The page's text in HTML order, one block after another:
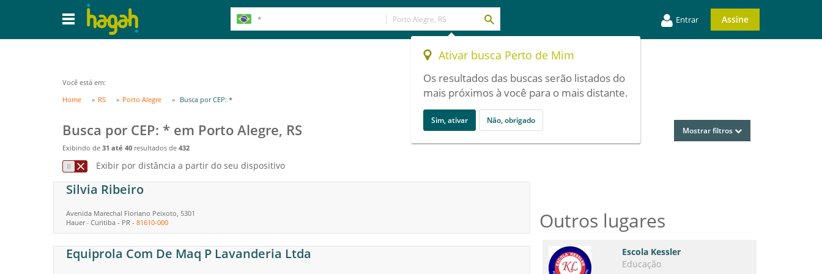
Entrar Assine
Ativar busca Perto de Mim
Os resultados das buscas serão listados do
mais próximos à você para o mais distante.
Sim, ativar Não, obrigado
Você está em:
Home
RS Porto Alegre Busca por CEP: *
Busca por CEP: * em Porto Alegre, RS
Exibindo de 31 até 40 resultados de 432
Mostrar filtros
Exibir por distância a partir do seu dispositivo
Silvia Ribeiro
Avenida Marechal Floriano Peixoto, 5301
Hauer - Curitiba - PR - 81610-000
Equiprola Com De Maq P Lavanderia Ltda
Outros lugares
Escola Kessler
Educação